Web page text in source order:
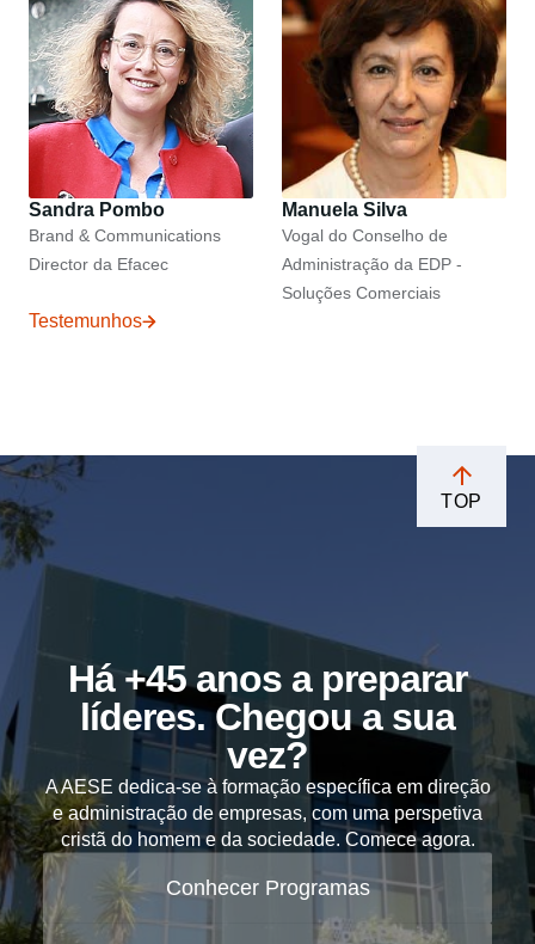
Sandra Pombo
Brand & Communications
Director da Efacec
Manuela Silva
Vogal do Conselho de
Administração da EDP -
Soluções Comerciais
Testemunhos
TOP
Há +45 anos a preparar
líderes. Chegou a sua
vez?
A AESE dedica-se à formação específica em direção
e administração de empresas, com uma perspetiva
cristã do homem e da sociedade. Comece agora.
Conhecer Programas